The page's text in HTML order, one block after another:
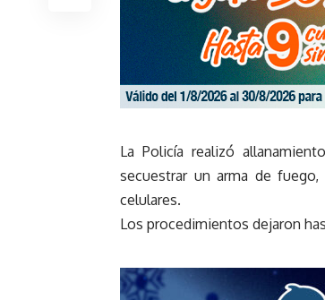
La Policía realizó
secuestrar un arma de
celulares.
Los procedimientos dejaron